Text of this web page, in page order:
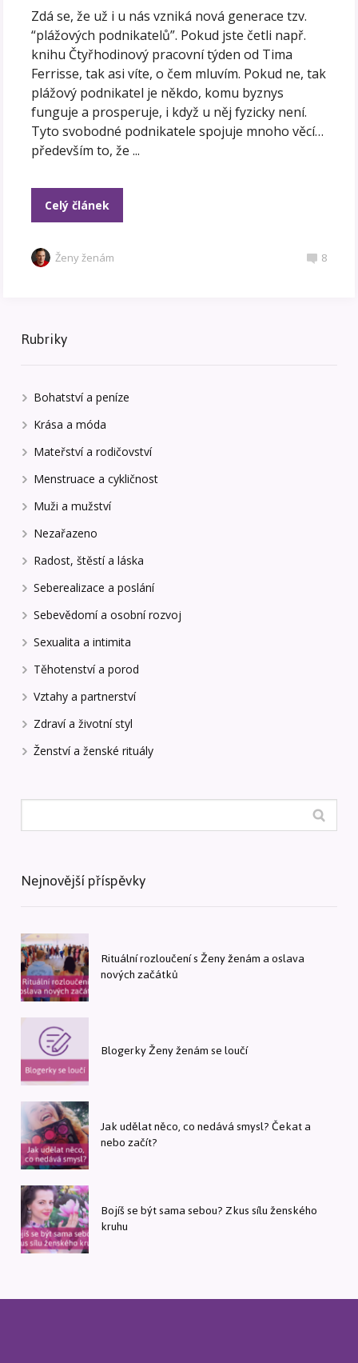
Zdá se, že už i u nás vzniká nová generace tzv.
“plážových podnikatelů”. Pokud jste četli např.
knihu Čtyřhodinový pracovní týden od Tima
Ferrisse, tak asi víte, o čem mluvím. Pokud ne, tak
plážový podnikatel je někdo, komu byznys
funguje a prosperuje, i když u něj fyzicky není.
Tyto svobodné podnikatele spojuje mnoho věcí…
především to, že ...
Celý článek
Ženy ženám 8
Rubriky
Bohatství a peníze
Krása a móda
Mateřství a rodičovství
Menstruace a cykličnost
Muži a mužství
Nezařazeno
Radost, štěstí a láska
Seberealizace a poslání
Sebevědomí a osobní rozvoj
Sexualita a intimita
Těhotenství a porod
Vztahy a partnerství
Zdraví a životní styl
Ženství a ženské rituály
Nejnovější příspěvky
Rituální rozloučení s Ženy ženám a oslava
nových začátků
Blogerky Ženy ženám se loučí
Jak udělat něco, co nedává smysl? Čekat a
nebo začít?
Bojíš se být sama sebou? Zkus sílu ženského
kruhu